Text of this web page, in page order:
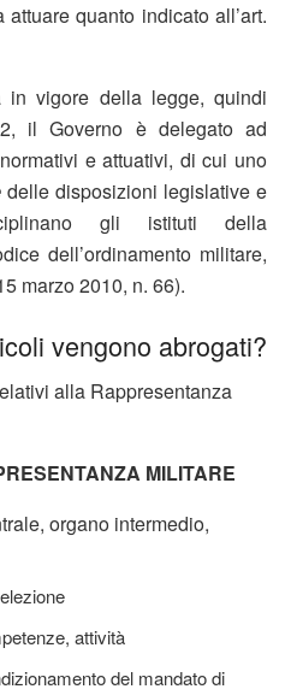
quanto indicato all’art.
in vigore della legge, quindi
il Governo è delegato ad
e attuativi, di cui uno
delle disposizioni legislative e
gli istituti della
dell’ordinamento militare,
marzo 2010, n. 66).
vengono abrogati?
alla Rappresentanza
MILITARE
organo intermedio,
attività
del mandato di